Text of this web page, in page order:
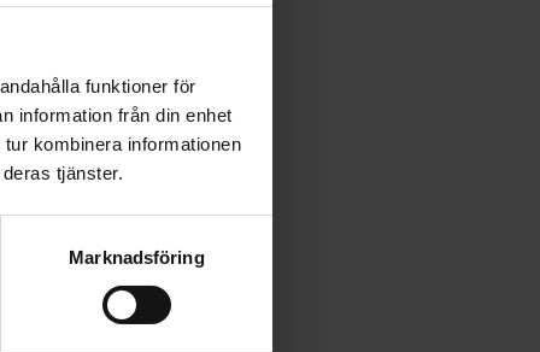
funktioner för
information från din enhet
kombinera informationen
tjänster.
Marknadsföring
ja osa
ja kaada päälle